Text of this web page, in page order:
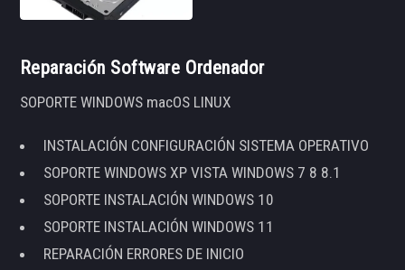
Reparación Software Ordenador
SOPORTE WINDOWS macOS LINUX
INSTALACIÓN CONFIGURACIÓN SISTEMA OPERATIVO
SOPORTE WINDOWS XP VISTA WINDOWS 7 8 8.1
SOPORTE INSTALACIÓN WINDOWS 10
SOPORTE INSTALACIÓN WINDOWS 11
REPARACIÓN ERRORES DE INICIO